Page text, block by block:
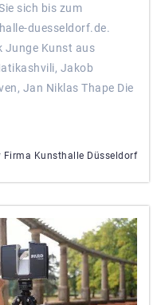
sich bis zum
duesseldorf.de.
Junge Kunst aus
Jakob
Jan Niklas Thape Die
Firma Kunsthalle Düsseldorf